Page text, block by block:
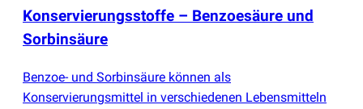
Konservierungsstoffe – Benzoesäure und
Sorbinsäure
Benzoe- und Sorbinsäure können als
Konservierungsmittel in verschiedenen Lebensmitteln